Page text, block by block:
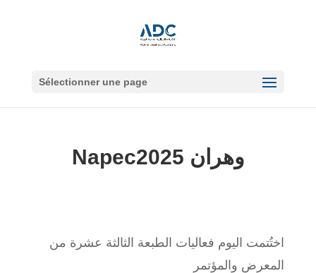
Sélectionner une page
Napec2025 وهران
اختُتمت اليوم فعاليات الطبعة الثالثة عشرة من
المعرض والمؤتمر